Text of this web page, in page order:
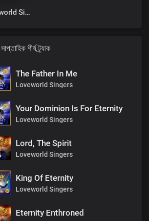
Loveworld Singers
সাপ্তাহিক শীর্ষ ট্র্যাক
The Father In Me
Loveworld Singers
Your Dominion Is For Eternity
Loveworld Singers
Lord, The Spirit
Loveworld Singers
King Of Eternity
Loveworld Singers
Eternity Enthroned